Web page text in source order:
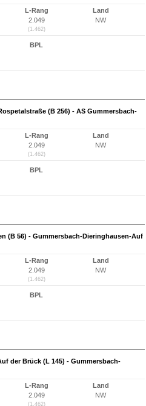
L-Rang
2.049
(1.462)
Land
NW
BPL
(B 256) - AS Gummersbach-
L-Rang
2.049
(1.462)
Land
NW
BPL
(B 56) - Gummersbach-Dieringhausen-Auf
L-Rang
2.049
(1.462)
Land
NW
BPL
der Brück (L 145) - Gummersbach-
L-Rang
2.049
(1.462)
Land
NW